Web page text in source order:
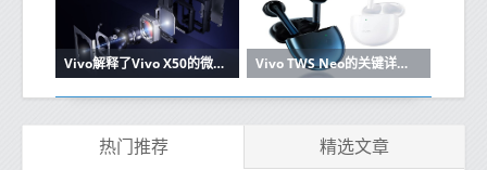
Vivo解释了Vivo X50的微型云台相机如何工作 Vivo TWS Neo的关键详细信息出现在Vivo的在线商店中
热门推荐 精选文章